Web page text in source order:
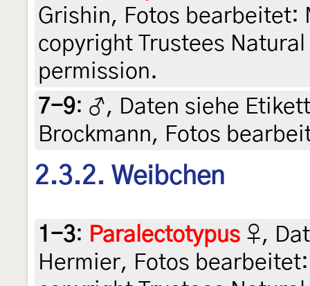
Grishin, Fotos
copyright Trustees
permission.
7-9: ♂, Daten siehe
Brockmann, Fotos
2.3.2. Weibchen
1-3: Paralectotypus ♀,
Hermier, Fotos